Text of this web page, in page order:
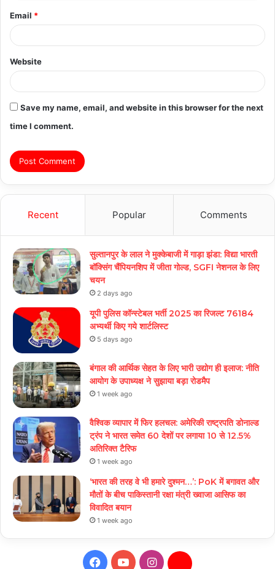
Email *
Website
Save my name, email, and website in this browser for the next
time I comment.
Recent Popular Comments
सुल्तानपुर के लाल ने मुक्केबाजी में गाड़ा झंडा: विद्या भारती
बॉक्सिंग चैंपियनशिप में जीता गोल्ड, SGFI नेशनल के लिए
चयन
2 days ago
यूपी पुलिस कॉन्स्टेबल भर्ती 2025 का रिजल्ट 76184
अभ्यर्थी किए गये शार्टलिस्ट
5 days ago
बंगाल की आर्थिक सेहत के लिए भारी उद्योग ही इलाज: नीत‌ि
आयोग के उपाध्यक्ष ने सुझाया बड़ा रोडमैप
1 week ago
वैश्विक व्यापार में फिर हलचल: अमेरिकी राष्ट्रपति डोनाल्ड
ट्रंप ने भारत समेत 60 देशों पर लगाया 10 से 12.5%
अतिरिक्त टैरिफ
1 week ago
‘भारत की तरह वे भी हमारे दुश्मन…’: PoK में बगावत और
मौतों के बीच पाकिस्तानी रक्षा मंत्री ख्वाजा आसिफ का
विवादित बयान
1 week ago
Facebook
YouTubeInstagramDaily